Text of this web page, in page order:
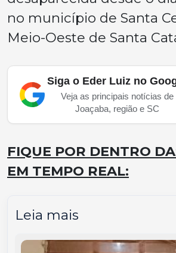
no município de Santa
Meio-Oeste de Santa
Siga o Eder Luiz no
Veja as principais notícias de
Joaçaba, região e SC
FIQUE POR DENTRO
EM TEMPO REAL:
Leia mais